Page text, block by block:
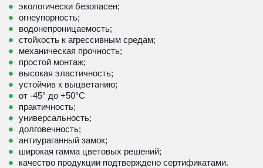
экологически безопасен;
огнеупорность;
водонепроницаемость;
стойкость к агрессивным средам;
механическая прочность;
простой монтаж;
высокая эластичность;
устойчив к выцветанию;
от -45° до +50°С
практичность;
универсальность;
долговечность;
антиураганный замок;
широкая гамма цветовых решений;
качество продукции подтверждено сертификатами.